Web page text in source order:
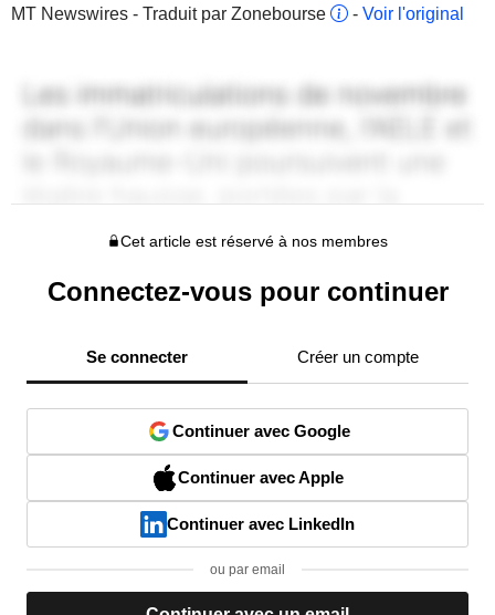
MT Newswires - Traduit par Zonebourse
- Voir l'original
Cet article est réservé à nos membres
Connectez-vous pour continuer
Se connecter Créer un compte
Continuer avec Google
Continuer avec Apple
Continuer avec LinkedIn
ou par email